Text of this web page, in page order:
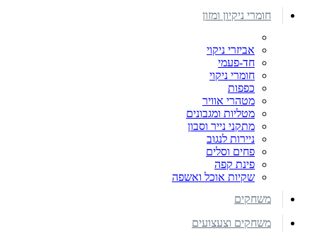
חומרי ניקיון ומזון
אביזרי ניקוי
חד-פעמי
חומרי ניקוי
כפפות
מטהרי אוויר
מטליות ומגבונים
מתקני נייר וסבון
ניירות לנגוב
פחים וסלים
פינת קפה
שקיות אוכל ואשפה
משחקים
משחקים וצעצועים